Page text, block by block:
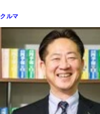
クルマ